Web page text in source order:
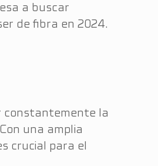
a buscar
de fibra en 2024.
constantemente la
una amplia
crucial para el